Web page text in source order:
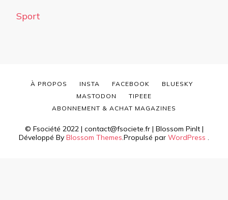
Sport
© Fsociété 2022 | contact@fsociete.fr | Blossom PinIt |
Développé By Blossom Themes.Propulsé par WordPress .
À PROPOS INSTA FACEBOOK
BLUESKY
MASTODON
TIPEEE
ABONNEMENT & ACHAT MAGAZINES